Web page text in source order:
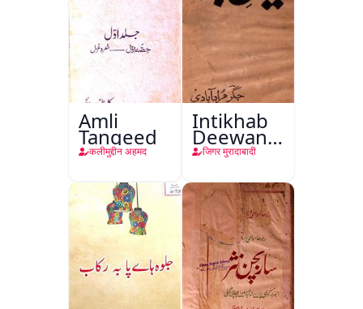
Amli
Tanqeed
कलीमुद्दीन अहमद
Intikhab
Deewan-
e-Jigar
जिगर मुरादाबादी